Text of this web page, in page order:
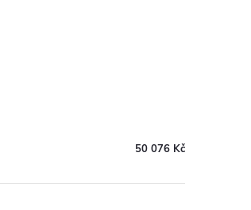
50 076 Kč